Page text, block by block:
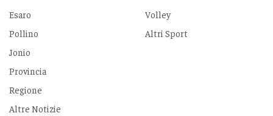
Esaro
Pollino
Jonio
Provincia
Regione
Altre Notizie
Volley
Altri Sport